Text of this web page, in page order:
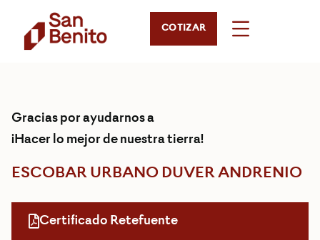
COTIZAR
Gracias por ayudarnos a
¡Hacer lo mejor de nuestra tierra!
ESCOBAR URBANO DUVER ANDRENIO
Certificado Retefuente